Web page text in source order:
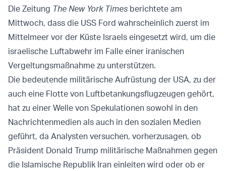
Die Zeitung The New York Times berichtete am
Mittwoch, dass die USS Ford wahrscheinlich zuerst im
Mittelmeer vor der Küste Israels eingesetzt wird, um die
israelische Luftabwehr im Falle einer iranischen
Vergeltungsmaßnahme zu unterstützen.
Die bedeutende militärische Aufrüstung der USA, zu der
auch eine Flotte von Luftbetankungsflugzeugen gehört,
hat zu einer Welle von Spekulationen sowohl in den
Nachrichtenmedien als auch in den sozialen Medien
geführt, da Analysten versuchen, vorherzusagen, ob
Präsident Donald Trump militärische Maßnahmen gegen
die Islamische Republik Iran einleiten wird oder ob er